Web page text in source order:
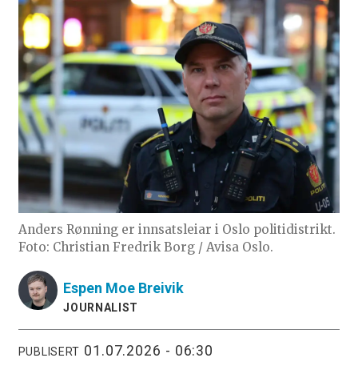
Anders Rønning er innsatsleiar i Oslo politidistrikt.
Foto: Christian Fredrik Borg / Avisa Oslo.
Espen Moe Breivik
JOURNALIST
PUBLISERT 01.07.2026 - 06:30